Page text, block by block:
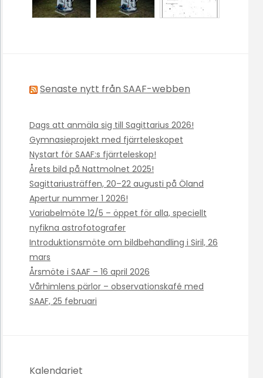
Senaste nytt från SAAF-webben
Dags att anmäla sig till Sagittarius 2026!
Gymnasieprojekt med fjärrteleskopet
Nystart för SAAF:s fjärrteleskop!
Årets bild på Nattmolnet 2025!
Sagittariusträffen, 20–22 augusti på Öland
Apertur nummer 1 2026!
Variabelmöte 12/5 – öppet för alla, speciellt
nyfikna astrofotografer
Introduktionsmöte om bildbehandling i Siril, 26
mars
Årsmöte i SAAF – 16 april 2026
Vårhimlens pärlor – observationskafé med
SAAF, 25 februari
Kalendariet